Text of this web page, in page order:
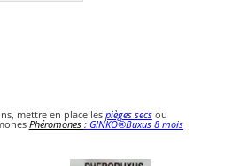
mettre en place les pièges secsou
Phéromones : GINKO®Buxus 8 mois